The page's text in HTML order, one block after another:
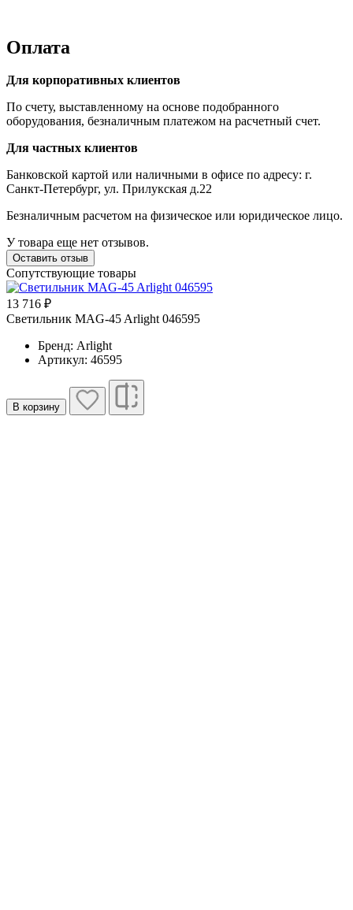
Оплата
Для корпоративных клиентов
По счету, выставленному на основе подобранного
оборудования, безналичным платежом на расчетный счет.
Для частных клиентов
Банковской картой или наличными в офисе по адресу: г.
Санкт-Петербург, ул. Прилукская д.22
Безналичным расчетом на физическое или юридическое лицо.
У товара еще нет отзывов.
Оставить отзыв
Сопутствующие товары
13 716 ₽
Светильник MAG-45 Arlight 046595
Бренд: Arlight
Артикул: 46595
В корзину